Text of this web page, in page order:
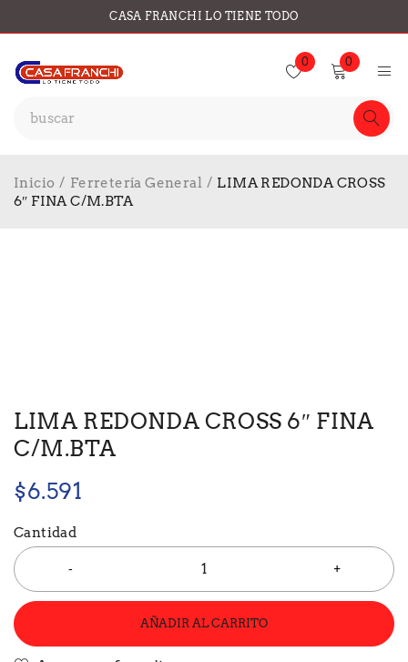
CASA FRANCHI LO TIENE TODO
0 0
Inicio / Ferretería General / LIMA REDONDA CROSS
6″ FINA C/M.BTA
LIMA REDONDA CROSS 6″ FINA
C/M.BTA
$6.591
Cantidad
AÑADIR AL CARRITO